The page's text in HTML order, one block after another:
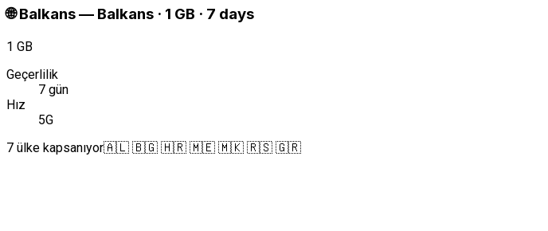
🌐 Balkans— Balkans · 1 GB · 7 days
1 GB
Geçerlilik
7 gün
Hız
5G
7 ülke kapsanıyor🇦🇱 🇧🇬 🇭🇷 🇲🇪 🇲🇰 🇷🇸 🇬🇷